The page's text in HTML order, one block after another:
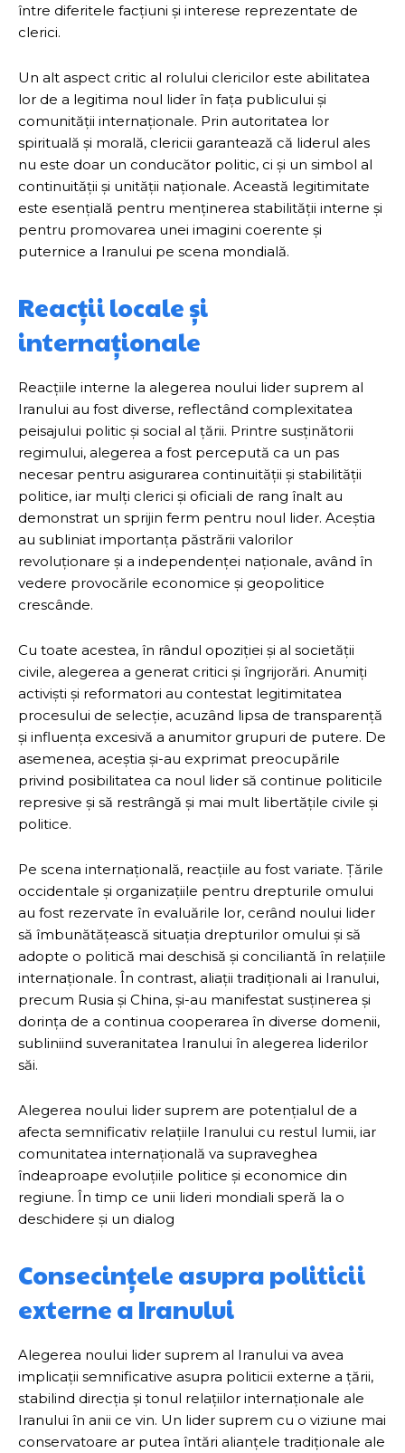
între diferitele facțiuni și interese reprezentate de
clerici.
Un alt aspect critic al rolului clericilor este abilitatea
lor de a legitima noul lider în fața publicului și
comunității internaționale. Prin autoritatea lor
spirituală și morală, clericii garantează că liderul ales
nu este doar un conducător politic, ci și un simbol al
continuității și unității naționale. Această legitimitate
este esențială pentru menținerea stabilității interne și
pentru promovarea unei imagini coerente și
puternice a Iranului pe scena mondială.
Reacții locale și
internaționale
Reacțiile interne la alegerea noului lider suprem al
Iranului au fost diverse, reflectând complexitatea
peisajului politic și social al țării. Printre susținătorii
regimului, alegerea a fost percepută ca un pas
necesar pentru asigurarea continuității și stabilității
politice, iar mulți clerici și oficiali de rang înalt au
demonstrat un sprijin ferm pentru noul lider. Aceștia
au subliniat importanța păstrării valorilor
revoluționare și a independenței naționale, având în
vedere provocările economice și geopolitice
crescânde.
Cu toate acestea, în rândul opoziției și al societății
civile, alegerea a generat critici și îngrijorări. Anumiți
activiști și reformatori au contestat legitimitatea
procesului de selecție, acuzând lipsa de transparență
și influența excesivă a anumitor grupuri de putere. De
asemenea, aceștia și-au exprimat preocupările
privind posibilitatea ca noul lider să continue politicile
represive și să restrângă și mai mult libertățile civile și
politice.
Pe scena internațională, reacțiile au fost variate. Țările
occidentale și organizațiile pentru drepturile omului
au fost rezervate în evaluările lor, cerând noului lider
să îmbunătățească situația drepturilor omului și să
adopte o politică mai deschisă și conciliantă în relațiile
internaționale. În contrast, aliații tradiționali ai Iranului,
precum Rusia și China, și-au manifestat susținerea și
dorința de a continua cooperarea în diverse domenii,
subliniind suveranitatea Iranului în alegerea liderilor
săi.
Alegerea noului lider suprem are potențialul de a
afecta semnificativ relațiile Iranului cu restul lumii, iar
comunitatea internațională va supraveghea
îndeaproape evoluțiile politice și economice din
regiune. În timp ce unii lideri mondiali speră la o
deschidere și un dialog
Consecințele asupra politicii
externe a Iranului
Alegerea noului lider suprem al Iranului va avea
implicații semnificative asupra politicii externe a țării,
stabilind direcția și tonul relațiilor internaționale ale
Iranului în anii ce vin. Un lider suprem cu o viziune mai
conservatoare ar putea întări alianțele tradiționale ale